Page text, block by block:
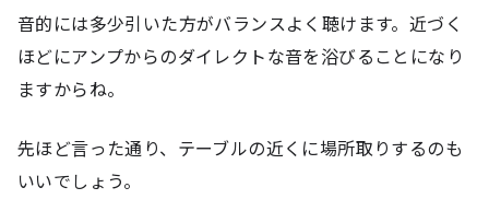
音的には多少引いた方がバランスよく聴けます。近づく
ほどにアンプからのダイレクトな音を浴びることになり
ますからね。
先ほど言った通り、テーブルの近くに場所取りするのも
いいでしょう。